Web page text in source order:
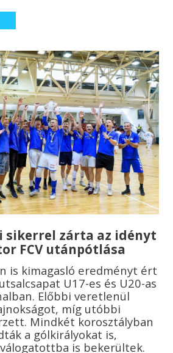
zárta az idényt
FCV utánpótlása
is kimagasló eredményt ért
U17-es és U20-as
Előbbi veretlenül
míg utóbbi
Mindkét korosztályban
a gólkirályokat is,
is bekerültek.